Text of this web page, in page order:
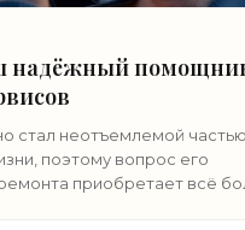
надёжный
стал неотъемлемой частью
поэтому вопрос его
приобретает всё